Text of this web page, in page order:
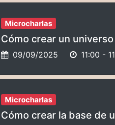
Microcharlas
Cómo crear un
09/09/2025 11:00 -
Microcharlas
Cómo crear la base de